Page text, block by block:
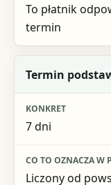
To płatnik
termin
Termin
7 dni
Liczony od